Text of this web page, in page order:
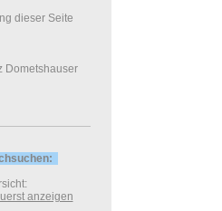
dieser Seite
Dometshauser
anzeigen